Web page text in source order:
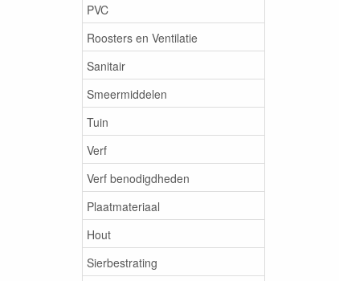
PVC
Roosters en Ventilatie
Sanitair
Smeermiddelen
Tuin
Verf
Verf benodigdheden
Plaatmateriaal
Hout
Sierbestrating